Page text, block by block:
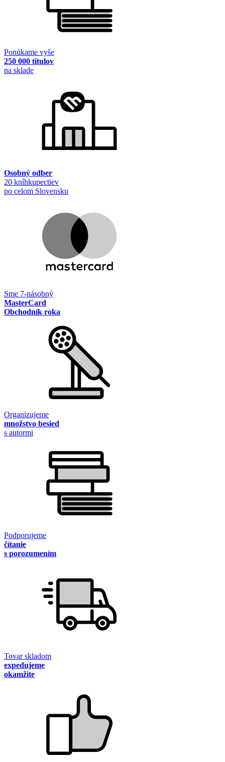
Ponúkame vyše
250 000 titulov
na sklade
Osobný odber
20 kníhkupectiev
po celom Slovensku
Sme 7-násobný
MasterCard
Obchodník roka
Organizujeme
množstvo besied
s autormi
Podporujeme
čítanie
s porozumením
Tovar skladom
expedujeme
okamžite